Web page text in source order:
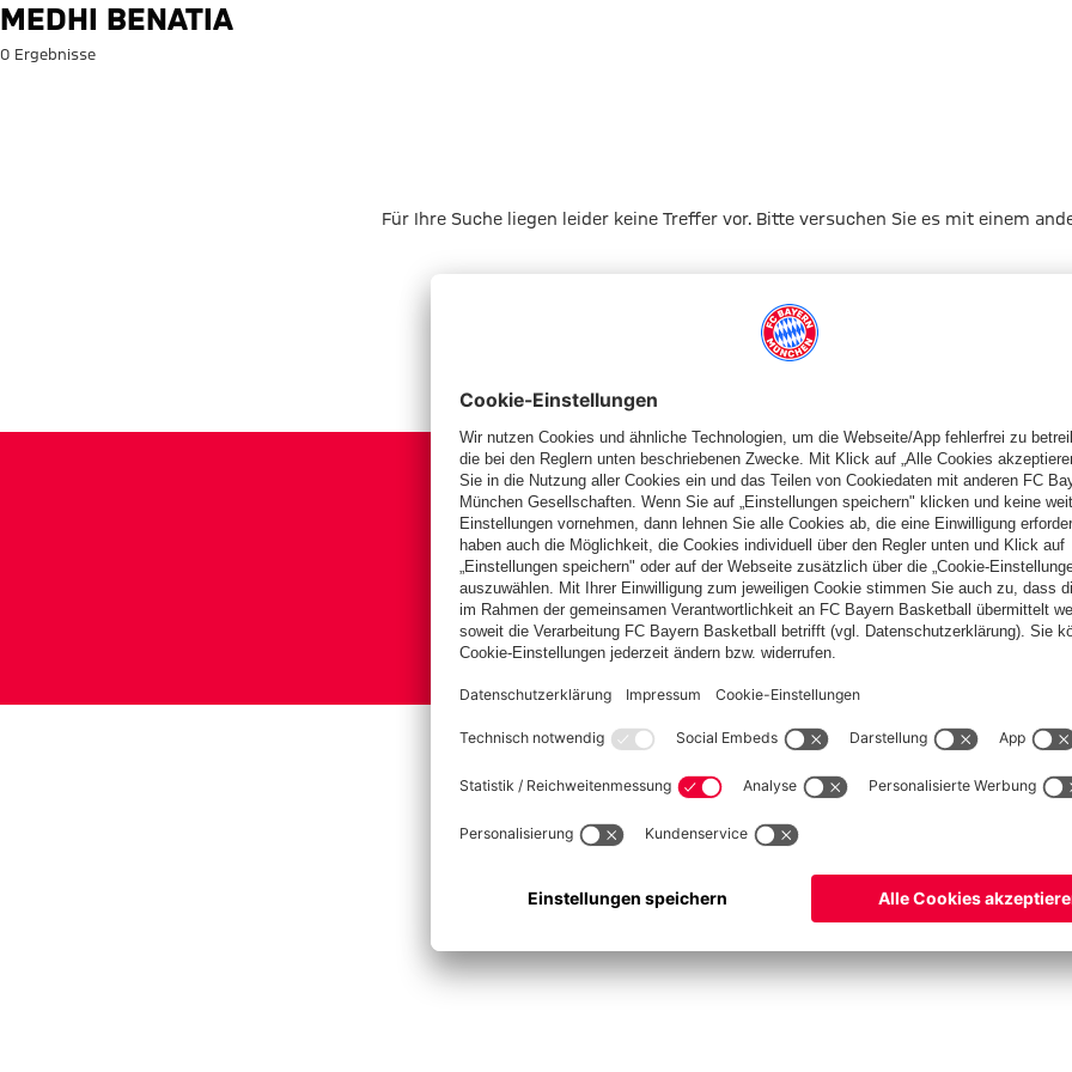
Suche: Medhi Benatia
MEDHI BENATIA
0 Ergebnisse
Für Ihre Suche liegen leider keine Treffer vor. Bitte versuchen Sie es mit einem
Basketball Frauen Handball Schach Schiedsrichter Seniorenfußball
Impressum Datenschutz Nutzungsbedingungen Barrierefreiheit